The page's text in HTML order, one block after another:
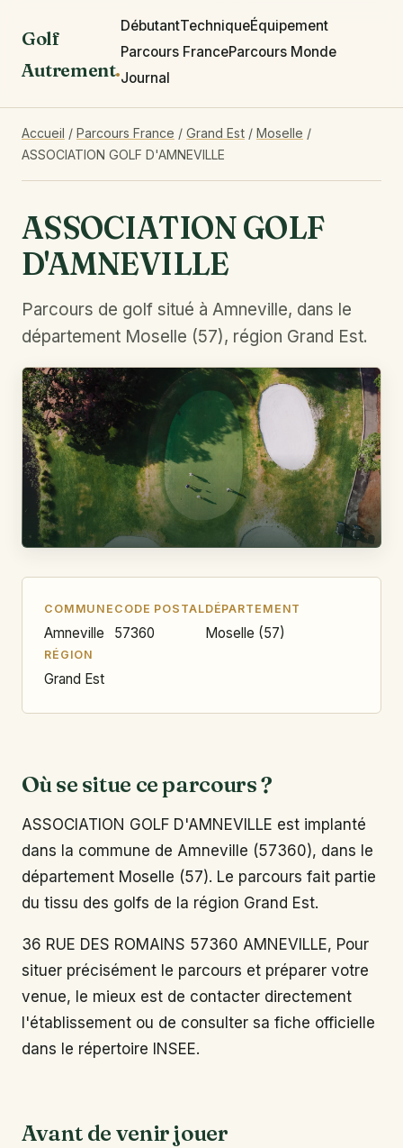
Golf
Autrement.
DébutantTechniqueÉquipement
Parcours FranceParcours Monde
Journal
Accueil / Parcours France / Grand Est / Moselle /
ASSOCIATION GOLF D'AMNEVILLE
ASSOCIATION GOLF
D'AMNEVILLE
Parcours de golf situé à Amneville, dans le
département Moselle (57), région Grand Est.
COMMUNE
Amneville
CODE POSTAL
57360
DÉPARTEMENT
Moselle (57)
RÉGION
Grand Est
Où se situe ce parcours ?
ASSOCIATION GOLF D'AMNEVILLE est implanté
dans la commune de Amneville (57360), dans le
département Moselle (57). Le parcours fait partie
du tissu des golfs de la région Grand Est.
36 RUE DES ROMAINS 57360 AMNEVILLE, Pour
situer précisément le parcours et préparer votre
venue, le mieux est de contacter directement
l'établissement ou de consulter sa fiche officielle
dans le répertoire INSEE.
Avant de venir jouer